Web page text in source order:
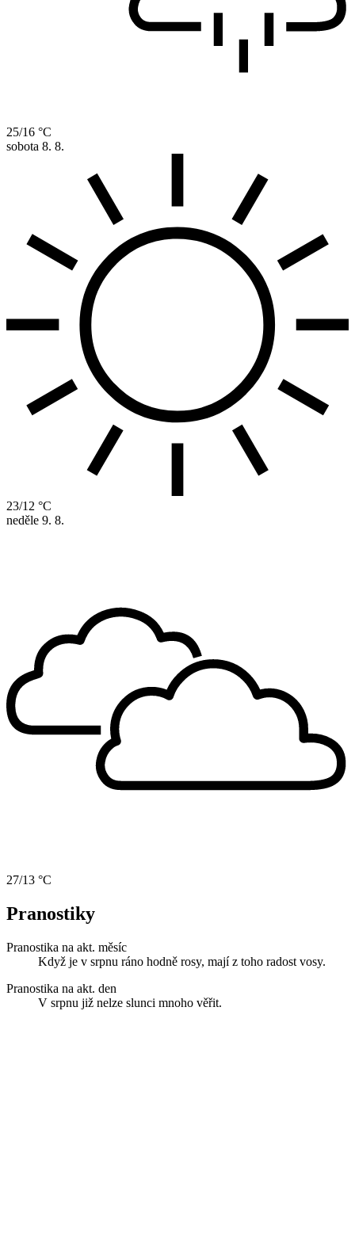
25/16 °C
sobota 8. 8.
23/12 °C
neděle 9. 8.
27/13 °C
Pranostiky
Pranostika na akt. měsíc
Když je v srpnu ráno hodně rosy, mají z toho radost vosy.
Pranostika na akt. den
V srpnu již nelze slunci mnoho věřit.